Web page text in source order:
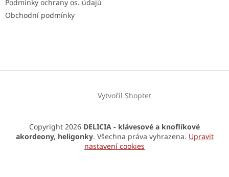
Podmínky ochrany os. údajů
Obchodní podmínky
Vytvořil Shoptet
Copyright 2026 DELICIA - klávesové a knoflíkové
akordeony, heligonky. Všechna práva vyhrazena. Upravit
nastavení cookies